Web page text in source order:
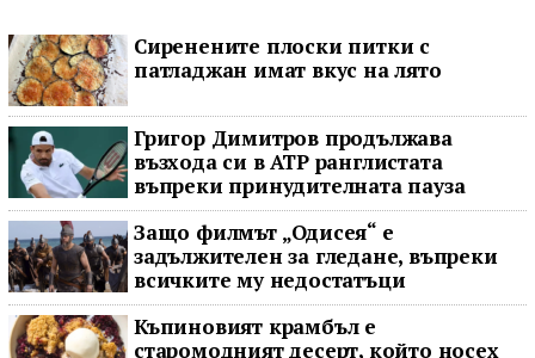
Сиренените плоски питки с
патладжан имат вкус на лято
Григор Димитров продължава
възхода си в ATP ранглистата
въпреки принудителната пауза
Защо филмът „Одисея“ е
задължителен за гледане, въпреки
всичките му недостатъци
Къпиновият крамбъл е
старомодният десерт, който носех